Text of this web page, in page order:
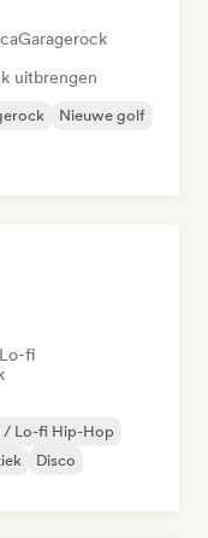
Garagerock
uitbrengen
Nieuwe golf
fi
/ Lo-fi Hip-Hop
Disco